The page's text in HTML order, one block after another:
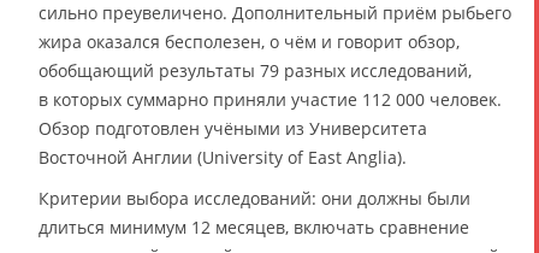
сильно преувеличено. Дополнительный приём рыбьего
жира оказался бесполезен, о чём и говорит обзор,
обобщающий результаты 79 разных исследований,
в которых суммарно приняли участие 112 000 человек.
Обзор подготовлен учёными из Университета
Восточной Англии (University of East Anglia).
Критерии выбора исследований: они должны были
длиться минимум 12 месяцев, включать сравнение